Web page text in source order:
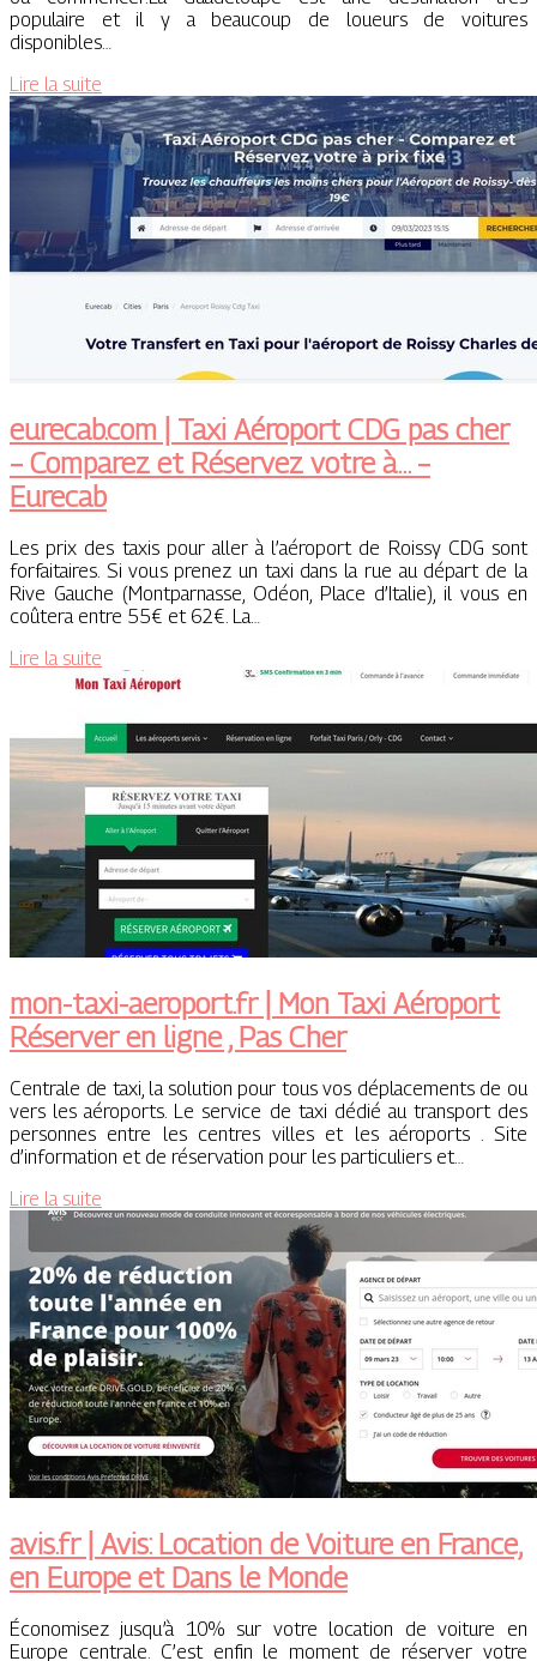
populaire et il y a beaucoup de loueurs de voitures
disponibles…
Lire la suite
eurecab.com | Taxi Aéroport CDG pas cher
– Comparez et Réservez votre à… –
Eurecab
Les prix des taxis pour aller à l’aéroport de Roissy CDG sont
forfaitaires. Si vous prenez un taxi dans la rue au départ de la
Rive Gauche (Montparnasse, Odéon, Place d’Italie), il vous en
coûtera entre 55€ et 62€. La…
Lire la suite
mon-taxi-aeroport.fr | Mon Taxi Aéroport
Réserver en ligne , Pas Cher
Centrale de taxi, la solution pour tous vos déplacements de ou
vers les aéroports. Le service de taxi dédié au transport des
personnes entre les centres villes et les aéroports . Site
d’information et de réservation pour les particuliers et…
Lire la suite
avis.fr | Avis: Location de Voiture en France,
en Europe et Dans le Monde
Économisez jusqu’à 10% sur votre location de voiture en
Europe centrale. C’est enfin le moment de réserver votre